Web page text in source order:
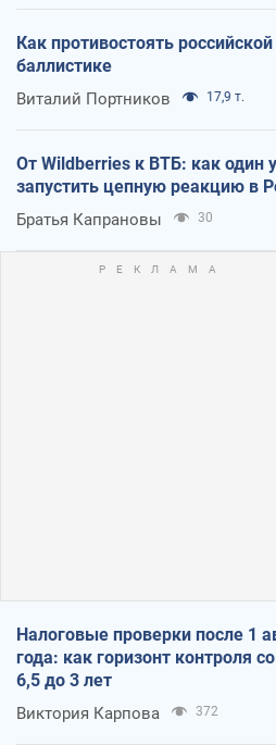
Как противостоять российской
баллистике
Виталий Портников 17,9 т.
От Wildberries к ВТБ: как один
запустить цепную реакцию в
Братья Капрановы 30
Налоговые проверки после 1
года: как горизонт контроля
6,5 до 3 лет
Виктория Карпова 372